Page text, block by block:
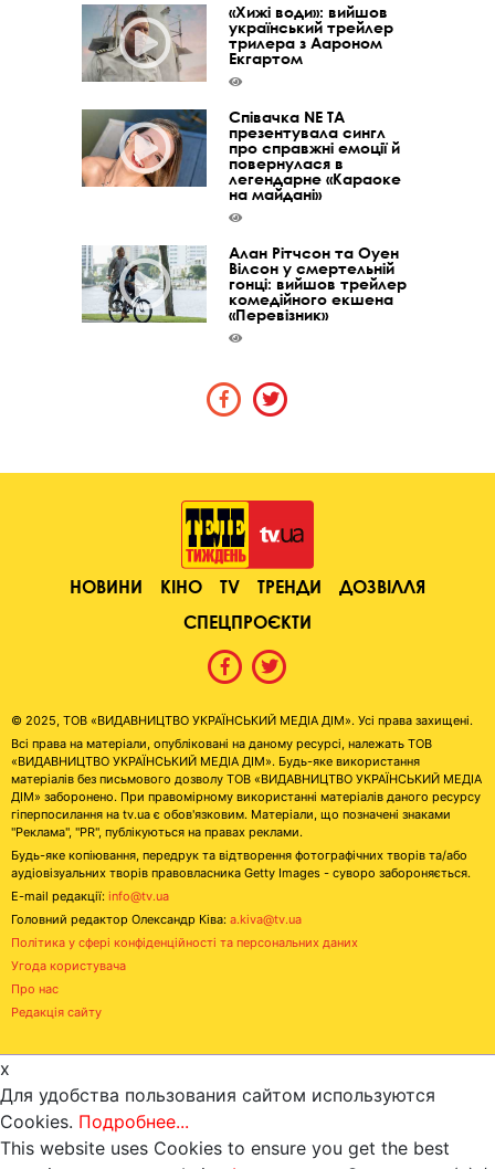
«Хижі води»: вийшов
український трейлер
трилера з Аароном
Екгартом
Співачка NE TA
презентувала сингл
про справжні емоції й
повернулася в
легендарне «Караоке
на майдані»
Алан Рітчсон та Оуен
Вілсон у смертельній
гонці: вийшов трейлер
комедійного екшена
«Перевізник»
НОВИНИ КІНО TV ТРЕНДИ
ДОЗВІЛЛЯ
СПЕЦПРОЄКТИ
© 2025, ТОВ «ВИДАВНИЦТВО УКРАЇНСЬКИЙ МЕДІА ДІМ». Усі права захищені.
Всі права на матеріали, опубліковані на даному ресурсі, належать ТОВ
«ВИДАВНИЦТВО УКРАЇНСЬКИЙ МЕДІА ДІМ». Будь-яке використання
матеріалів без письмового дозволу ТОВ «ВИДАВНИЦТВО УКРАЇНСЬКИЙ МЕДІА
ДІМ» заборонено. При правомірному використанні матеріалів даного ресурсу
гіперпосилання на tv.ua є обов'язковим. Матеріали, що позначені знаками
"Реклама", "PR", публікуються на правах реклами.
Будь-яке копіювання, передрук та відтворення фотографічних творів та/або
аудіовізуальних творів правовласника Getty Images - суворо забороняється.
E-mail редакції: info@tv.ua
Головний редактор Олександр Ківа: a.kiva@tv.ua
Політика у сфері конфіденційності та персональних даних
Угода користувача
Про нас
Редакція сайту
x
Для удобства пользования сайтом используются
Cookies. Подробнее...
This website uses Cookies to ensure you get the best